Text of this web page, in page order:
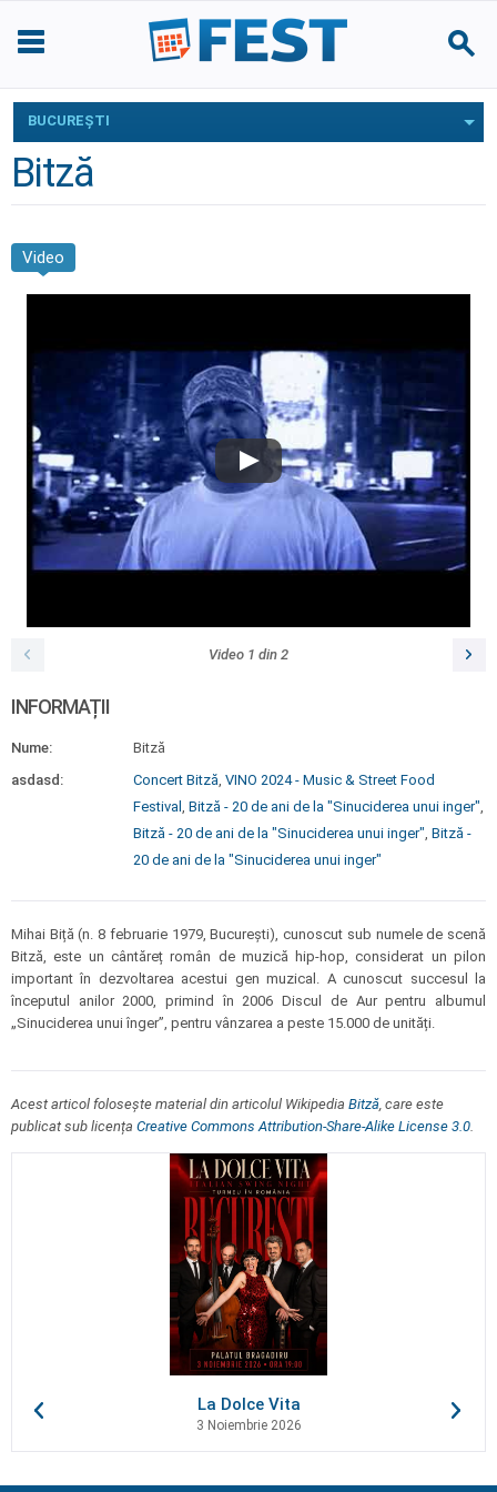
BUCUREŞTI
Bitză
Video
Video 1 din 2
INFORMAȚII
Nume:
Bitză
asdasd:
Concert Bitză, VINO 2024 - Music & Street Food
Festival , Bitză - 20 de ani de la "Sinuciderea unui inger",
Bitză - 20 de ani de la "Sinuciderea unui inger", Bitză -
20 de ani de la "Sinuciderea unui inger"
Mihai Biță (n. 8 februarie 1979, București), cunoscut sub numele de scenă
Bitză, este un cântăreț român de muzică hip-hop, considerat un pilon
important în dezvoltarea acestui gen muzical. A cunoscut succesul la
începutul anilor 2000, primind în 2006 Discul de Aur pentru albumul
„Sinuciderea unui înger”, pentru vânzarea a peste 15.000 de unități.
Acest articol folosește material din articolul Wikipedia Bitză, care este
publicat sub licența Creative Commons Attribution-Share-Alike License 3.0.
La Dolce Vita
3 Noiembrie 2026